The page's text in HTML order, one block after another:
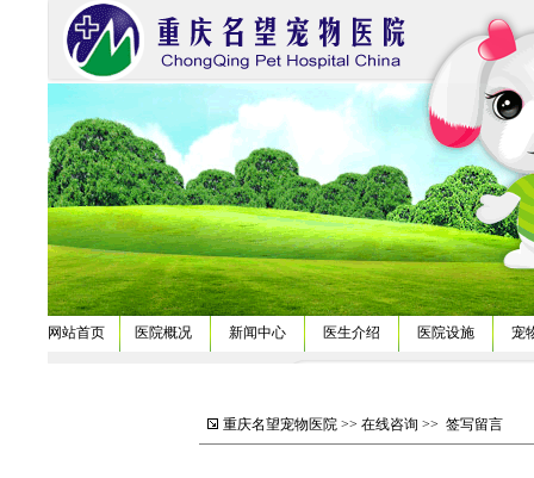
网站首页 医院概况 新闻中心 医生介绍 医院设施 宠
重庆名望宠物医院 >> 在线咨询 >> 签写留